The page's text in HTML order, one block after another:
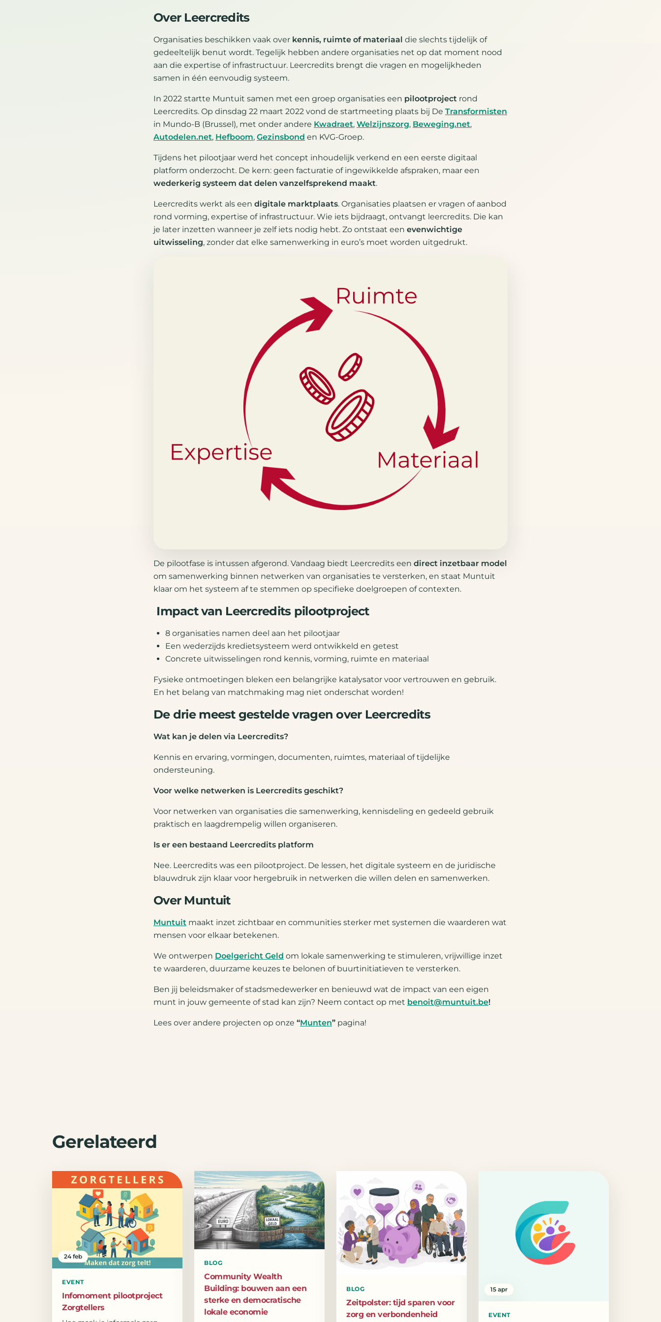
Over Leercredits
Organisaties beschikken vaak over kennis, ruimte of materiaal die slechts tijdelijk of
gedeeltelijk benut wordt. Tegelijk hebben andere organisaties net op dat moment nood
aan die expertise of infrastructuur. Leercredits brengt die vragen en mogelijkheden
samen in één eenvoudig systeem.
In 2022 startte Muntuit samen met een groep organisaties een pilootproject rond
Leercredits. Op dinsdag 22 maart 2022 vond de startmeeting plaats bij De Transformisten
in Mundo-B (Brussel), met onder andere Kwadraet, Welzijnszorg, Beweging.net,
Autodelen.net, Hefboom, Gezinsbond en KVG-Groep.
Tijdens het pilootjaar werd het concept inhoudelijk verkend en een eerste digitaal
platform onderzocht. De kern: geen facturatie of ingewikkelde afspraken, maar een
wederkerig systeem dat delen vanzelfsprekend maakt.
Leercredits werkt als een digitale marktplaats. Organisaties plaatsen er vragen of aanbod
rond vorming, expertise of infrastructuur. Wie iets bijdraagt, ontvangt leercredits. Die kan
je later inzetten wanneer je zelf iets nodig hebt. Zo ontstaat een evenwichtige
uitwisseling, zonder dat elke samenwerking in euro’s moet worden uitgedrukt.
De pilootfase is intussen afgerond. Vandaag biedt Leercredits een direct inzetbaar model
om samenwerking binnen netwerken van organisaties te versterken, en staat Muntuit
klaar om het systeem af te stemmen op specifieke doelgroepen of contexten.
Impact van Leercredits pilootproject
8 organisaties namen deel aan het pilootjaar
Een wederzijds kredietsysteem werd ontwikkeld en getest
Concrete uitwisselingen rond kennis, vorming, ruimte en materiaal
Fysieke ontmoetingen bleken een belangrijke katalysator voor vertrouwen en gebruik.
En het belang van matchmaking mag niet onderschat worden!
De drie meest gestelde vragen over Leercredits
Wat kan je delen via Leercredits?
Kennis en ervaring, vormingen, documenten, ruimtes, materiaal of tijdelijke
ondersteuning.
Voor welke netwerken is Leercredits geschikt?
Voor netwerken van organisaties die samenwerking, kennisdeling en gedeeld gebruik
praktisch en laagdrempelig willen organiseren.
Is er een bestaand Leercredits platform
Nee. Leercredits was een pilootproject. De lessen, het digitale systeem en de juridische
blauwdruk zijn klaar voor hergebruik in netwerken die willen delen en samenwerken.
Over Muntuit
Muntuit maakt inzet zichtbaar en communities sterker met systemen die waarderen wat
mensen voor elkaar betekenen.
We ontwerpen Doelgericht Geld om lokale samenwerking te stimuleren, vrijwillige inzet
te waarderen, duurzame keuzes te belonen of buurtinitiatieven te versterken.
Ben jij beleidsmaker of stadsmedewerker en benieuwd wat de impact van een eigen
munt in jouw gemeente of stad kan zijn? Neem contact op met benoit@muntuit.be!
Lees over andere projecten op onze “Munten” pagina!
Gerelateerd
24 feb
EVENT
Infomoment pilootproject
Zorgtellers
BLOG
Community Wealth
Building: bouwen aan een
sterke en democratische
lokale economie
BLOG
Zeitpolster: tijd sparen voor
zorg en verbondenheid
15 apr
EVENT